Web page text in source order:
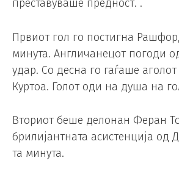
преставуваше предност. .
Првиот гол го постигна
минута. Англичанецот погоди
удар. Со десна го гаѓаше
Куртоа. Голот оди на душа на
Вториот беше делонан Феран
брилијантната асистенција од
та минута.